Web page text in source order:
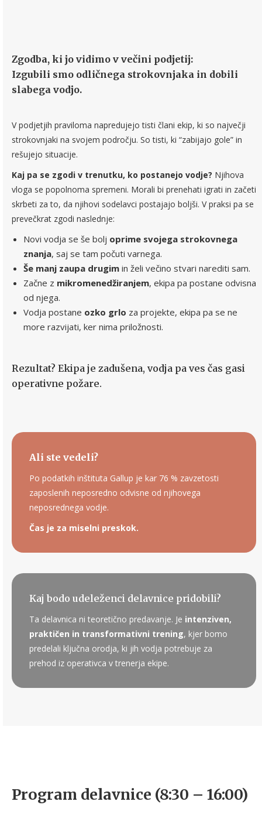
Zgodba, ki jo vidimo v večini podjetij:
Izgubili smo odličnega strokovnjaka in dobili
slabega vodjo.
V podjetjih praviloma napredujejo tisti člani ekip, ki so največji
strokovnjaki na svojem področju. So tisti, ki “zabijajo gole” in
rešujejo situacije.
Kaj pa se zgodi v trenutku, ko postanejo vodje? Njihova
vloga se popolnoma spremeni. Morali bi prenehati igrati in začeti
skrbeti za to, da njihovi sodelavci postajajo boljši. V praksi pa se
prevečkrat zgodi naslednje:
Novi vodja se še bolj oprime svojega strokovnega
znanja, saj se tam počuti varnega.
Še manj zaupa drugim in želi večino stvari narediti sam.
Začne z mikromenedžiranjem, ekipa pa postane odvisna
od njega.
Vodja postane ozko grlo za projekte, ekipa pa se ne
more razvijati, ker nima priložnosti.
Rezultat? Ekipa je zadušena, vodja pa ves čas gasi
operativne požare.
Ali ste vedeli?
Po podatkih inštituta Gallup je kar 76 % zavzetosti
zaposlenih neposredno odvisne od njihovega
neposrednega vodje.
Čas je za miselni preskok.
Kaj bodo udeleženci delavnice pridobili?
Ta delavnica ni teoretično predavanje. Je intenziven,
praktičen in transformativni trening, kjer bomo
predelali ključna orodja, ki jih vodja potrebuje za
prehod iz operativca v trenerja ekipe.
Program delavnice (8:30 – 16:00)